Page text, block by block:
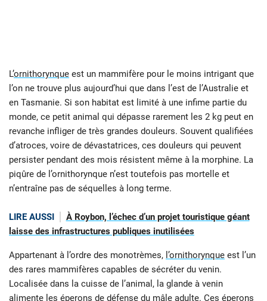
L’ornithorynque est un mammifère pour le moins intrigant que
l’on ne trouve plus aujourd’hui que dans l’est de l’Australie et
en Tasmanie. Si son habitat est limité à une infime partie du
monde, ce petit animal qui dépasse rarement les 2 kg peut en
revanche infliger de très grandes douleurs. Souvent qualifiées
d’atroces, voire de dévastatrices, ces douleurs qui peuvent
persister pendant des mois résistent même à la morphine. La
piqûre de l’ornithorynque n’est toutefois pas mortelle et
n’entraîne pas de séquelles à long terme.
LIRE AUSSI
À Roybon, l’échec d’un projet touristique géant
laisse des infrastructures publiques inutilisées
Appartenant à l’ordre des monotrèmes, l’ornithorynque est l’un
des rares mammifères capables de sécréter du venin.
Localisée dans la cuisse de l’animal, la glande à venin
alimente les éperons de défense du mâle adulte. Ces éperons